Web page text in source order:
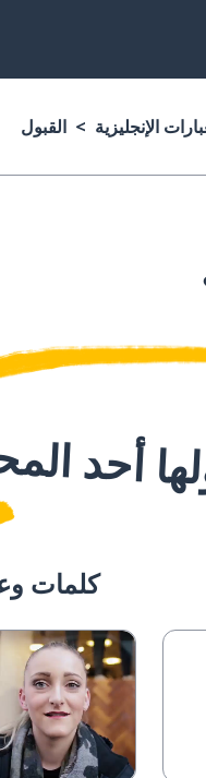
الإنجليزية القبول
أحد
كلمات